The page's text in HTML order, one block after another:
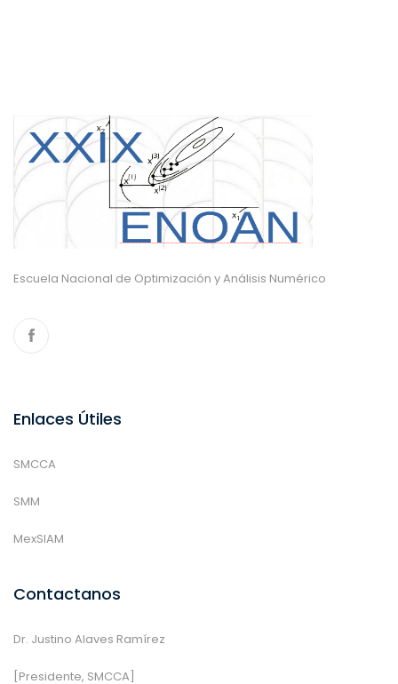
Escuela Nacional de Optimización y Análisis Numérico
Enlaces Útiles
SMCCA
SMM
MexSIAM
Contactanos
Dr. Justino Alaves Ramírez
[Presidente, SMCCA]